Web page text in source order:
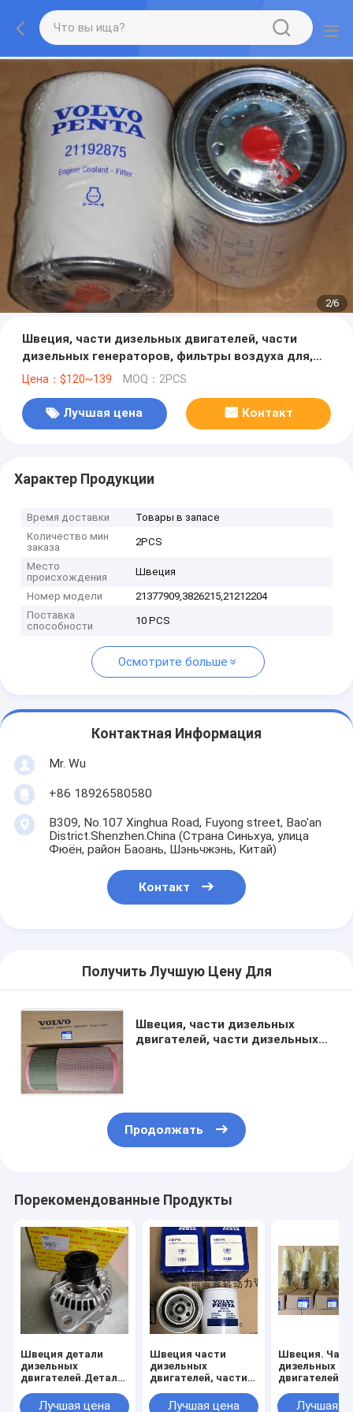
2/6
Швеция, части дизельных двигателей, части
дизельных генераторов, фильтры воздуха для,
21377909,3826215,21212204
Цена：$120~139 MOQ：2PCS
Лучшая цена Контакт
Характер Продукции
Время доставки
Товары в запасе
Количество мин
заказа
2PCS
Место
происхождения
Швеция
Номер модели
21377909,3826215,21212204
Поставка
способности
10 PCS
Осмотрите больше
Контактная Информация
Mr. Wu
+86 18926580580
B309, No.107 Xinghua Road, Fuyong street, Bao'an
District.Shenzhen.China (Страна Синьхуа, улица
Фюён, район Баоань, Шэньчжэнь, Китай)
Контакт
Получить Лучшую Цену Для
Швеция, части дизельных
двигателей, части дизельных
Продолжать
Порекомендованные Продукты
Швеция детали
дизельных
двигателей.Детали
генераторов.Агентатор
Лучшая цена
Швеция части
дизельных
двигателей, части
генераторов,
Лучшая цена
Швеция.
дизельных
двигателей.
Лучшая